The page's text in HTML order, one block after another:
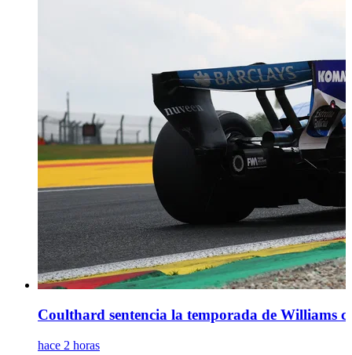
Coulthard sentencia la temporada de Williams
hace 2 horas